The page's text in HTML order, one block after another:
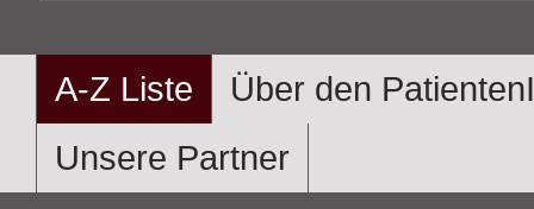
A-Z Liste
Über den
Unsere Partner